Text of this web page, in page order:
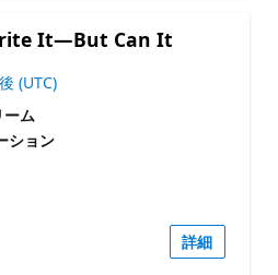
It—But Can It
(UTC)
ーム
ション
詳細